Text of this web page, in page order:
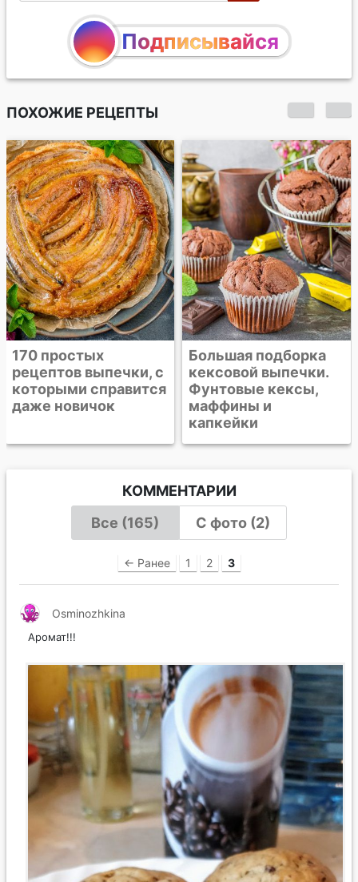
Подписывайся
ПОХОЖИЕ РЕЦЕПТЫ
Большая подборка
кексовой выпечки.
Фунтовые кексы,
маффины и
Банановое печенье с
шоколадом
КОММЕНТАРИИ
Все (165)
С фото (2)
← Ранее 1 2 3
Osminozhkina
Аромат!!!